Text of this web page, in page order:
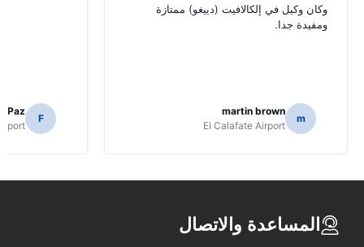
وكان وكيل في إلكالافيت (دييغو) ممتازة
ومفيدة جدا.
m
martin brown
El Calafate Airport
F
Paz
المساعدة والاتصال